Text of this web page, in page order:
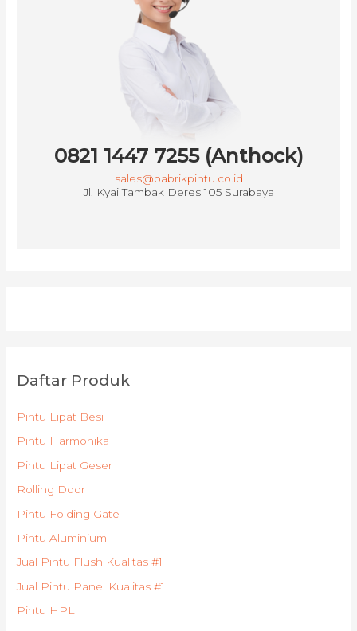
0821 1447 7255 (Anthock)
sales@pabrikpintu.co.id
Jl. Kyai Tambak Deres 105 Surabaya
Daftar Produk
Pintu Lipat Besi
Pintu Harmonika
Pintu Lipat Geser
Rolling Door
Pintu Folding Gate
Pintu Aluminium
Jual Pintu Flush Kualitas #1
Jual Pintu Panel Kualitas #1
Pintu HPL